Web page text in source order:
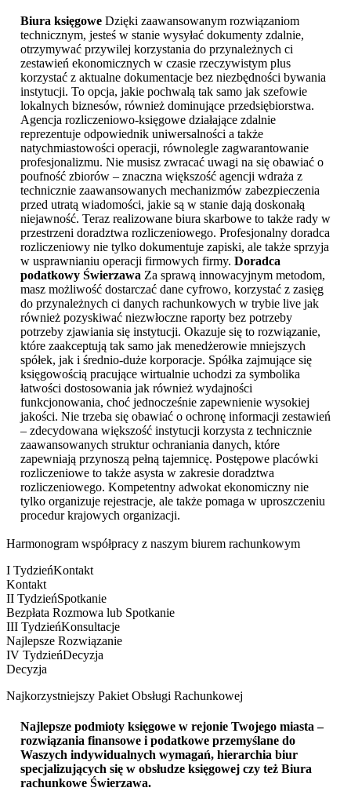
Biura księgowe Dzięki zaawansowanym rozwiązaniom
technicznym, jesteś w stanie wysyłać dokumenty zdalnie,
otrzymywać przywilej korzystania do przynależnych ci
zestawień ekonomicznych w czasie rzeczywistym plus
korzystać z aktualne dokumentacje bez niezbędności bywania
instytucji. To opcja, jakie pochwalą tak samo jak szefowie
lokalnych biznesów, również dominujące przedsiębiorstwa.
Agencja rozliczeniowo-księgowe działające zdalnie
reprezentuje odpowiednik uniwersalności a także
natychmiastowości operacji, równolegle zagwarantowanie
profesjonalizmu. Nie musisz zwracać uwagi na się obawiać o
poufność zbiorów – znaczna większość agencji wdraża z
technicznie zaawansowanych mechanizmów zabezpieczenia
przed utratą wiadomości, jakie są w stanie dają doskonałą
niejawność. Teraz realizowane biura skarbowe to także rady w
przestrzeni doradztwa rozliczeniowego. Profesjonalny doradca
rozliczeniowy nie tylko dokumentuje zapiski, ale także sprzyja
w usprawnianiu operacji firmowych firmy. Doradca
podatkowy Świerzawa Za sprawą innowacyjnym metodom,
masz możliwość dostarczać dane cyfrowo, korzystać z zasięg
do przynależnych ci danych rachunkowych w trybie live jak
również pozyskiwać niezwłoczne raporty bez potrzeby
potrzeby zjawiania się instytucji. Okazuje się to rozwiązanie,
które zaakceptują tak samo jak menedżerowie mniejszych
spółek, jak i średnio-duże korporacje. Spółka zajmujące się
księgowością pracujące wirtualnie uchodzi za symbolika
łatwości dostosowania jak również wydajności
funkcjonowania, choć jednocześnie zapewnienie wysokiej
jakości. Nie trzeba się obawiać o ochronę informacji zestawień
– zdecydowana większość instytucji korzysta z technicznie
zaawansowanych struktur ochraniania danych, które
zapewniają przynoszą pełną tajemnicę. Postępowe placówki
rozliczeniowe to także asysta w zakresie doradztwa
rozliczeniowego. Kompetentny adwokat ekonomiczny nie
tylko organizuje rejestracje, ale także pomaga w uproszczeniu
procedur krajowych organizacji.
Harmonogram współpracy z naszym biurem rachunkowym
I TydzieńKontakt
Kontakt
II TydzieńSpotkanie
Bezpłata Rozmowa lub Spotkanie
III TydzieńKonsultacje
Najlepsze Rozwiązanie
IV TydzieńDecyzja
Decyzja
Najkorzystniejszy Pakiet Obsługi Rachunkowej
Najlepsze podmioty księgowe w rejonie Twojego miasta –
rozwiązania finansowe i podatkowe przemyślane do
Waszych indywidualnych wymagań, hierarchia biur
specjalizujących się w obsłudze księgowej czy też Biura
rachunkowe Świerzawa.